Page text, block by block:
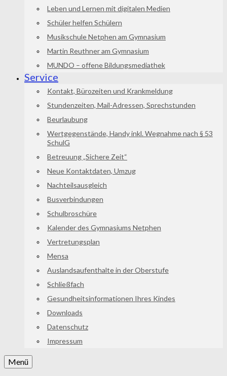
Leben und Lernen mit digitalen Medien
Schüler helfen Schülern
Musikschule Netphen am Gymnasium
Martin Reuthner am Gymnasium
MUNDO – offene Bildungsmediathek
Service
Kontakt, Bürozeiten und Krankmeldung
Stundenzeiten, Mail-Adressen, Sprechstunden
Beurlaubung
Wertgegenstände, Handy inkl. Wegnahme nach § 53
SchulG
Betreuung „Sichere Zeit“
Neue Kontaktdaten, Umzug
Nachteilsausgleich
Busverbindungen
Schulbroschüre
Kalender des Gymnasiums Netphen
Vertretungsplan
Mensa
Auslandsaufenthalte in der Oberstufe
Schließfach
Gesundheitsinformationen Ihres Kindes
Downloads
Datenschutz
Impressum
Menü